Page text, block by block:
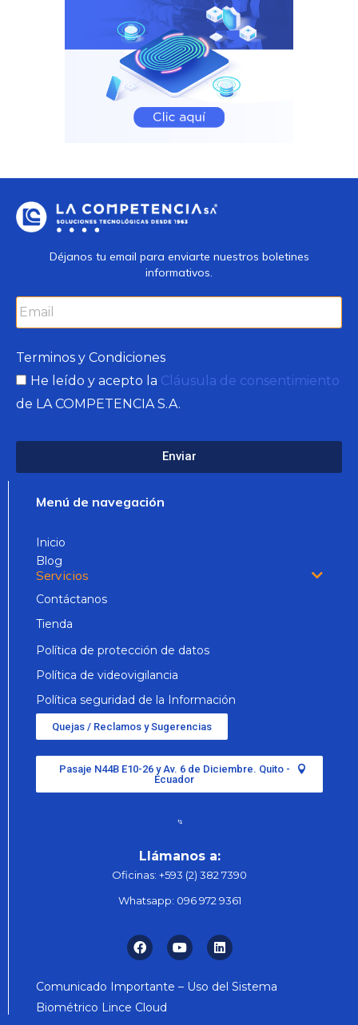
Déjanos tu email para enviarte nuestros boletines
informativos.
Terminos y Condiciones
He leído y acepto la Cláusula de consentimiento
de LA COMPETENCIA S.A.
Enviar
Menú de navegación
Inicio
Blog
Servicios
Contáctanos
Tienda
Política de protección de datos
Política de videovigilancia
Política seguridad de la Información
Quejas / Reclamos y Sugerencias
Pasaje N44B E10-26 y Av. 6 de Diciembre. Quito -
Ecuador
Llámanos a:
Oficinas: +593 (2) 382 7390
Whatsapp: 096 972 9361
Comunicado Importante – Uso del Sistema
Biométrico Lince Cloud